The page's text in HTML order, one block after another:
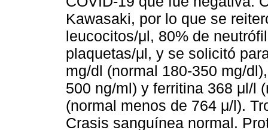
Kawasaki, por lo que se
leucocitos/μl, 80% de
plaquetas/μl, y se solicitó
mg/dl (normal 180-350 mg/
500 ng/ml) y ferritina 368 μl/l
(normal menos de 764 μ/l).
Crasis sanguínea normal.